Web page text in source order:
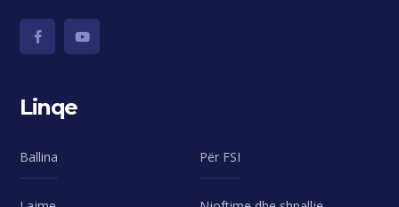
Linqe
Ballina Për FSI